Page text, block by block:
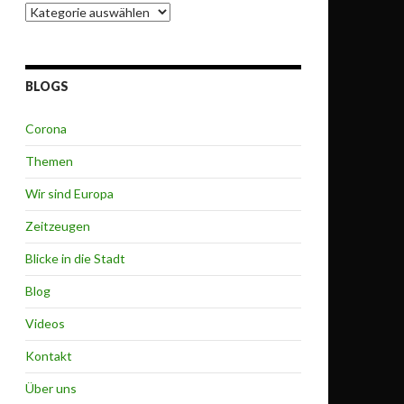
Themen
BLOGS
Corona
Themen
Wir sind Europa
Zeitzeugen
Blicke in die Stadt
Blog
Videos
Kontakt
Über uns